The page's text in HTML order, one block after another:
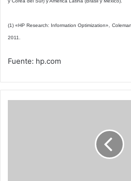
(1) «HP Research: Information Optimization»,
2011.
Fuente: hp.com